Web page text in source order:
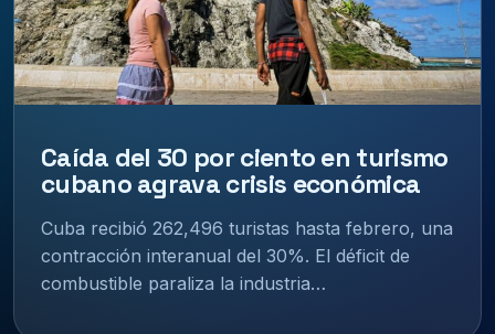
Caída del 30 por ciento en turismo
cubano agrava crisis económica
Cuba recibió 262,496 turistas hasta febrero, una
contracción interanual del 30%. El déficit de
combustible paraliza la industria…